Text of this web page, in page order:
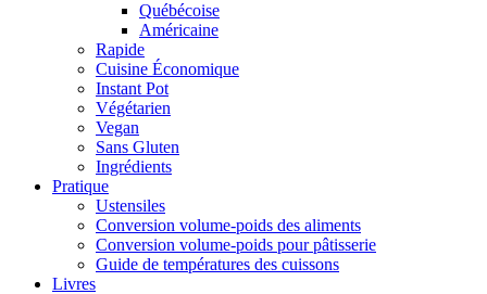
Québécoise
Américaine
Rapide
Cuisine Économique
Instant Pot
Végétarien
Vegan
Sans Gluten
Ingrédients
Pratique
Ustensiles
Conversion volume-poids des aliments
Conversion volume-poids pour pâtisserie
Guide de températures des cuissons
Livres